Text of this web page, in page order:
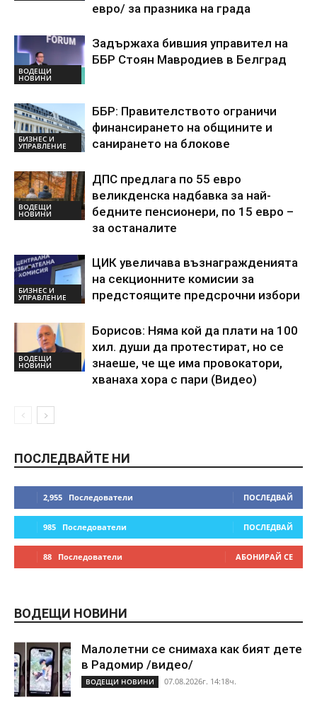
евро/ за празника на града
ВОДЕЩИ
НОВИНИ
Задържаха бившия управител на
ББР Стоян Мавродиев в Белград
БИЗНЕС И
УПРАВЛЕНИЕ
ББР: Правителството ограничи
финансирането на общините и
санирането на блокове
ВОДЕЩИ
НОВИНИ
ДПС предлага по 55 евро
великденска надбавка за най-
бедните пенсионери, по 15 евро –
за останалите
БИЗНЕС И
УПРАВЛЕНИЕ
ЦИК увеличава възнагражденията
на секционните комисии за
предстоящите предсрочни избори
ВОДЕЩИ
НОВИНИ
Борисов: Няма кой да плати на 100
хил. души да протестират, но се
знаеше, че ще има провокатори,
хванаха хора с пари (Видео)
ПОСЛЕДВАЙТЕ НИ
2,955 Последователи ПОСЛЕДВАЙ
985 Последователи ПОСЛЕДВАЙ
88 Последователи АБОНИРАЙ СЕ
ВОДЕЩИ НОВИНИ
Малолетни се снимаха как бият дете
в Радомир /видео/
ВОДЕЩИ НОВИНИ 07.08.2026г. 14:18ч.